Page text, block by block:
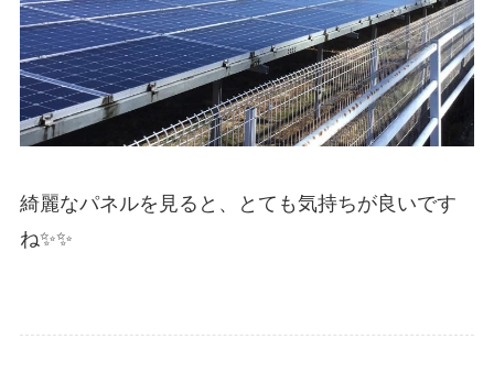
綺麗なパネルを見ると、とても気持ちが良いです
ね✨✨